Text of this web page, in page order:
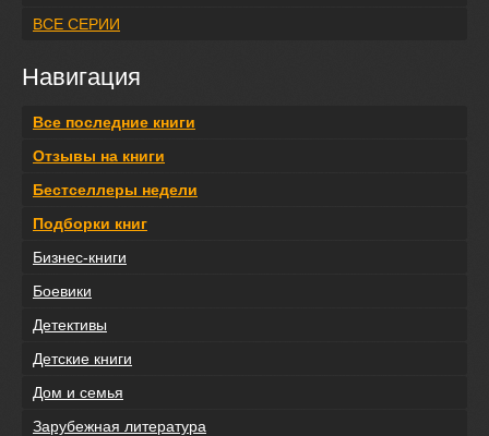
ВСЕ СЕРИИ
Навигация
Все последние книги
Отзывы на книги
Бестселлеры недели
Подборки книг
Бизнес-книги
Боевики
Детективы
Детские книги
Дом и семья
Зарубежная литература